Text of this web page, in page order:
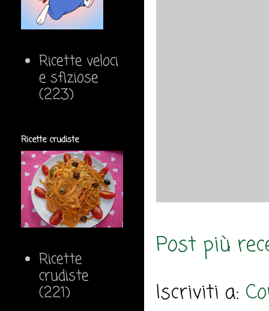
Post più
Iscriviti a:
Ricette veloci
e sfiziose
(223)
Ricette crudiste
Ricette
crudiste
(221)